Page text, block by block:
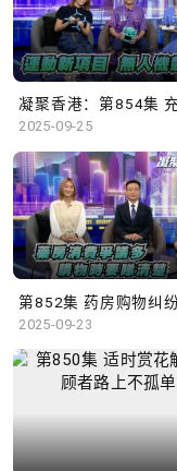
2025-09-25
2025-09-23